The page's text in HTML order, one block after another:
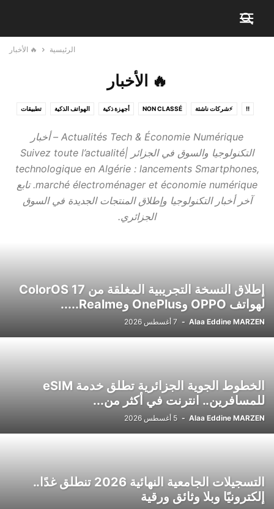
الرئيسية 🔥 الأخبار
🔥 الأخبار
!! ⚡شركات ناشئة NON CLASSÉ أجهزة ذكية الهواتف الذكية تطبيقات
🛠️ الشروحات والنصائح 🤖 الذكاء الاصطناعي
Actualités Tech & Économie Numérique – أخبار
التكنولوجيا والسوق في الجزائر |Suivez toute l’actualité
technologique en Algérie : lancements Smartphones,
marché électroménager et économie numérique. تابع
آخر أخبار التكنولوجيا وإطلاق المنتجات الجديدة في السوق
الجزائري.
إطلاق النسخة التجريبية المغلقة من ColorOS 17
لهواتف OPPO وOnePlus وRealme.....
Alaa Eddine MARZEN
- 7 أغسطس 2026
الخطوط الجوية الجزائرية تطلق خدمة eSIM
للمسافرين.. انترنت في أكثر من...
Alaa Eddine MARZEN
- 5 أغسطس 2026
التسجيلات الجامعية النهائية 2026 تنطلق غدًا..
إلكترونيًا وبلا وثائق ورقية